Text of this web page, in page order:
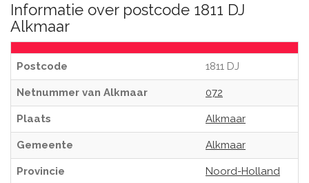
Informatie over postcode 1811 DJ
Alkmaar
Postcode 1811 DJ
Netnummer van Alkmaar 072
Plaats Alkmaar
Gemeente Alkmaar
Provincie Noord-Holland